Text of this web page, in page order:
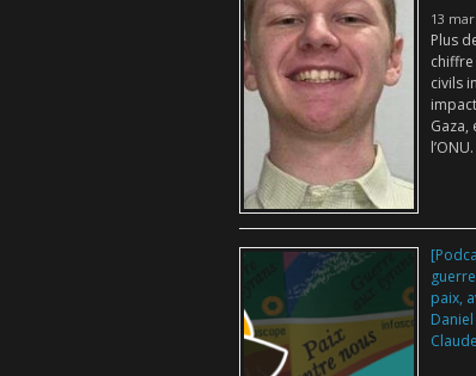
13
Plus
civils
Gaza,
l’ONU.
paix,